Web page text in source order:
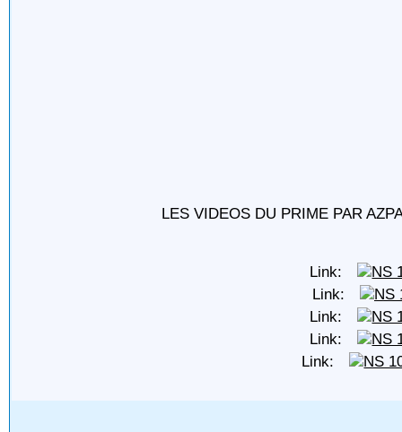
LES VIDEOS DU PRIME PAR
Link:
Link:
Link:
Link:
Link: